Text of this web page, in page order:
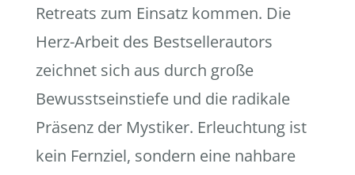
Retreats zum Einsatz kommen. Die
Herz-Arbeit des Bestsellerautors
zeichnet sich aus durch große
Bewusstseinstiefe und die radikale
Präsenz der Mystiker. Erleuchtung ist
kein Fernziel, sondern eine nahbare